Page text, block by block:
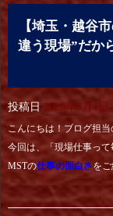
【埼玉・越谷
違う現場”だか
投稿日 2026年6月1日
こんにちは！ブログ担
今回は、「現場仕事っ
MSTの仕事の面白さ を